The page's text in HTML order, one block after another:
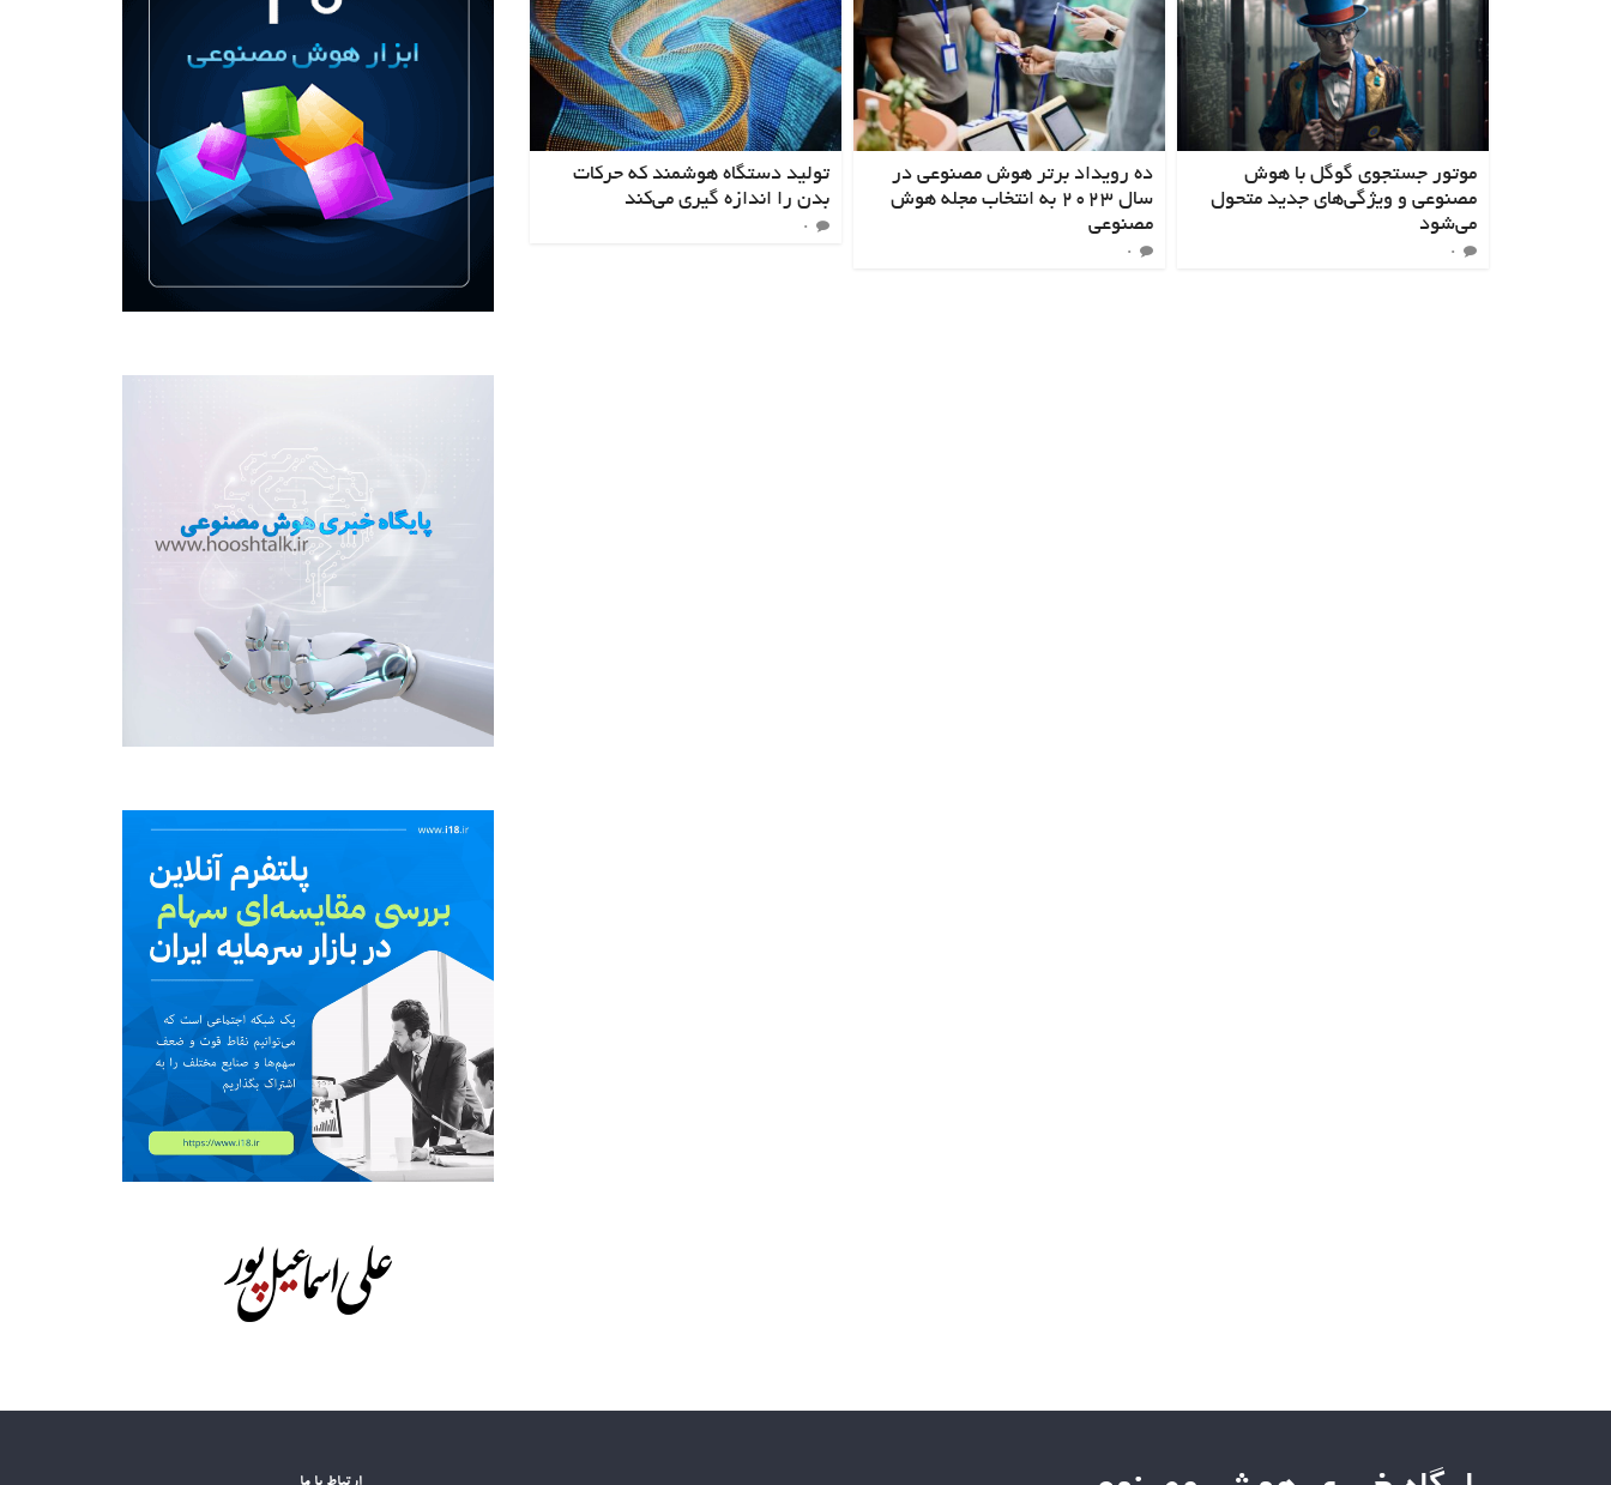
موتور جستجوی گوگل با هوش
مصنوعی و ویژگی‌های جدید متحول
می‌شود
۰
ده رویداد برتر هوش مصنوعی در
سال ۲۰۲۳ به انتخاب مجله هوش
مصنوعی
۰
تولید دستگاه هوشمند که حرکات
بدن را اندازه گیری می‌کند
۰